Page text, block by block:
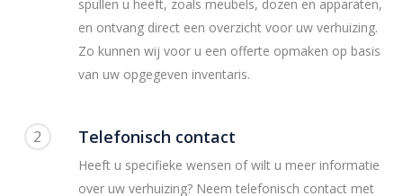
spullen u heeft, zoals meubels, dozen en apparaten,
en ontvang direct een overzicht voor uw verhuizing.
Zo kunnen wij voor u een offerte opmaken op basis
van uw opgegeven inventaris.
2 Telefonisch contact
Heeft u specifieke wensen of wilt u meer informatie
over uw verhuizing? Neem telefonisch contact met